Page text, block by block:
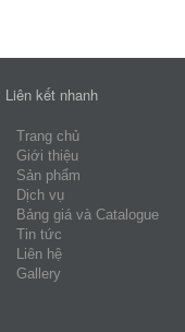
Liên kết nhanh
Trang chủ
Giới thiệu
Sản phẩm
Dịch vụ
Bảng giá và Catalogue
Tin tức
Liên hệ
Gallery